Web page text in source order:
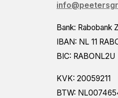
Bank: Rabobank
IBAN: NL 11
BIC: RABONL2U
KVK: 20059211
BTW: